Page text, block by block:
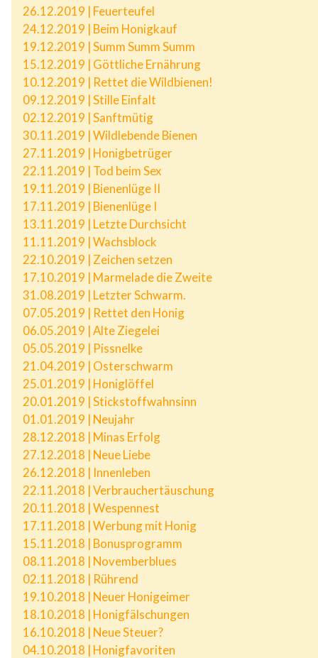
26.12.2019 | Feuerteufel
24.12.2019 | Beim Honigkauf
19.12.2019 | Summ Summ Summ
15.12.2019 | Göttliche Ernährung
10.12.2019 | Rettet die Wildbienen!
09.12.2019 | Stille Einfalt
02.12.2019 | Sanftmütig
30.11.2019 | Wildlebende Bienen
27.11.2019 | Honigbetrüger
22.11.2019 | Tod beim Sex
19.11.2019 | Bienenlüge II
17.11.2019 | Bienenlüge I
13.11.2019 | Letzte Durchsicht
11.11.2019 | Wachsblock
22.10.2019 | Zeichen setzen
17.10.2019 | Marmelade die Zweite
31.08.2019 | Letzter Schwarm.
07.05.2019 | Rettet den Honig
06.05.2019 | Alte Ziegelei
05.05.2019 | Pissnelke
21.04.2019 | Osterschwarm
25.01.2019 | Honiglöffel
20.01.2019 | Stickstoffwahnsinn
01.01.2019 | Neujahr
28.12.2018 | Minas Erfolg
27.12.2018 | Neue Liebe
26.12.2018 | Innenleben
22.11.2018 | Verbrauchertäuschung
20.11.2018 | Wespennest
17.11.2018 | Werbung mit Honig
15.11.2018 | Bonusprogramm
08.11.2018 | Novemberblues
02.11.2018 | Rührend
19.10.2018 | Neuer Honigeimer
18.10.2018 | Honigfälschungen
16.10.2018 | Neue Steuer?
04.10.2018 | Honigfavoriten